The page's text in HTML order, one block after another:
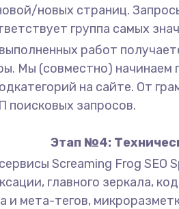
новых страниц.
группа самых
работ
Мы (совместно)
на сайте. От
поисковых запросов.
Этап №4:
Screaming Frog SEO
главного зеркала,
и мета-тегов,